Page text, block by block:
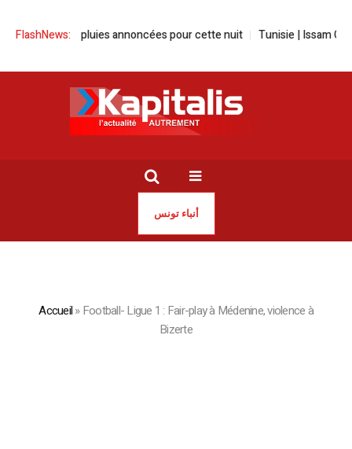
FlashNews:
| Des pluies annoncées pour cette nuit Tunisie | Issam Chebbi
أنباء تونس
Accueil»Football- Ligue 1 : Fair-play à Médenine, violence à
Bizerte